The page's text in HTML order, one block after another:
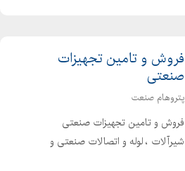
فروش و تامین تجهیزات
صنعتی
پتروهام صنعت
فروش و تامین تجهیزات صنعتی
شیرآلات ، لوله و اتصالات صنعتی و